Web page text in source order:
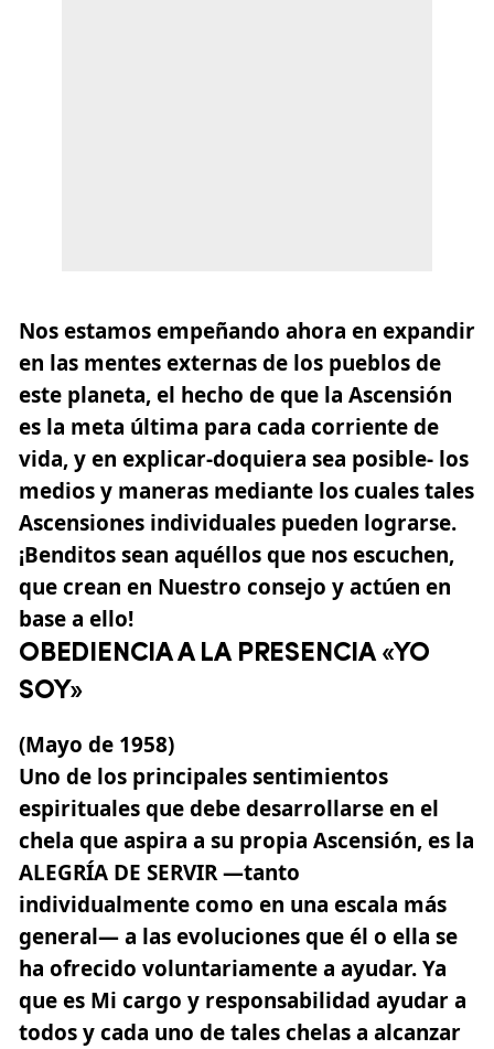
Nos estamos empeñando ahora en expandir
en las mentes externas de los pueblos de
este planeta, el hecho de que la Ascensión
es la meta última para cada corriente de
vida, y en explicar-doquiera sea posible- los
medios y maneras mediante los cuales tales
Ascensiones individuales pueden lograrse.
¡Benditos sean aquéllos que nos escuchen,
que crean en Nuestro consejo y actúen en
base a ello!
OBEDIENCIA A LA PRESENCIA «YO
SOY»
(Mayo de 1958)
Uno de los principales sentimientos
espirituales que debe desarrollarse en el
chela que aspira a su propia Ascensión, es la
ALEGRÍA DE SERVIR —tanto
individualmente como en una escala más
general— a las evoluciones que él o ella se
ha ofrecido voluntariamente a ayudar. Ya
que es Mi cargo y responsabilidad ayudar a
todos y cada uno de tales chelas a alcanzar